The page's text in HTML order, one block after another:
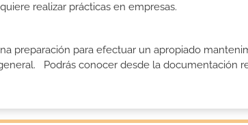
realizar prácticas en empresas.
preparación para efectuar un apropiado
Podrás conocer desde la documentación